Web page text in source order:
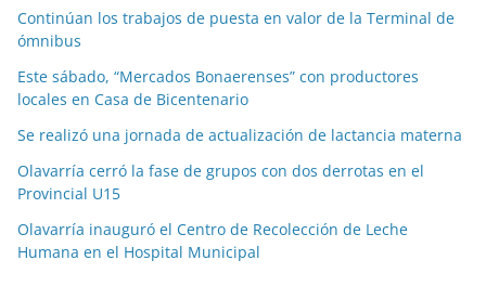
Continúan los trabajos de puesta en valor de la Terminal de
ómnibus
Este sábado, “Mercados Bonaerenses” con productores
locales en Casa de Bicentenario
Se realizó una jornada de actualización de lactancia materna
Olavarría cerró la fase de grupos con dos derrotas en el
Provincial U15
Olavarría inauguró el Centro de Recolección de Leche
Humana en el Hospital Municipal